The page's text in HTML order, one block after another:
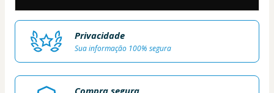
Privacidade
Sua informação 100% segura